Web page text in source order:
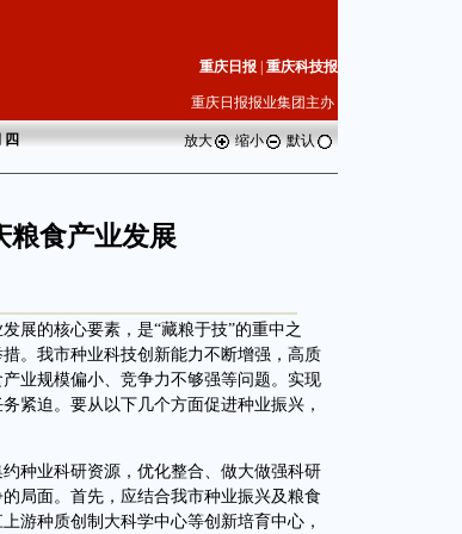
重庆日报 重庆科技报
重庆日报报业集团主办
四 放大 缩小 默认
粮食产业发展
的核心要素，是“藏粮于技”的重中之
。我市种业科技创新能力不断增强，高质
业规模偏小、竞争力不够强等问题。实现
紧迫。要从以下几个方面促进种业振兴，
业科研资源，优化整合、做大做强科研
局面。首先，应结合我市种业振兴及粮食
游种质创制大科学中心等创新培育中心，